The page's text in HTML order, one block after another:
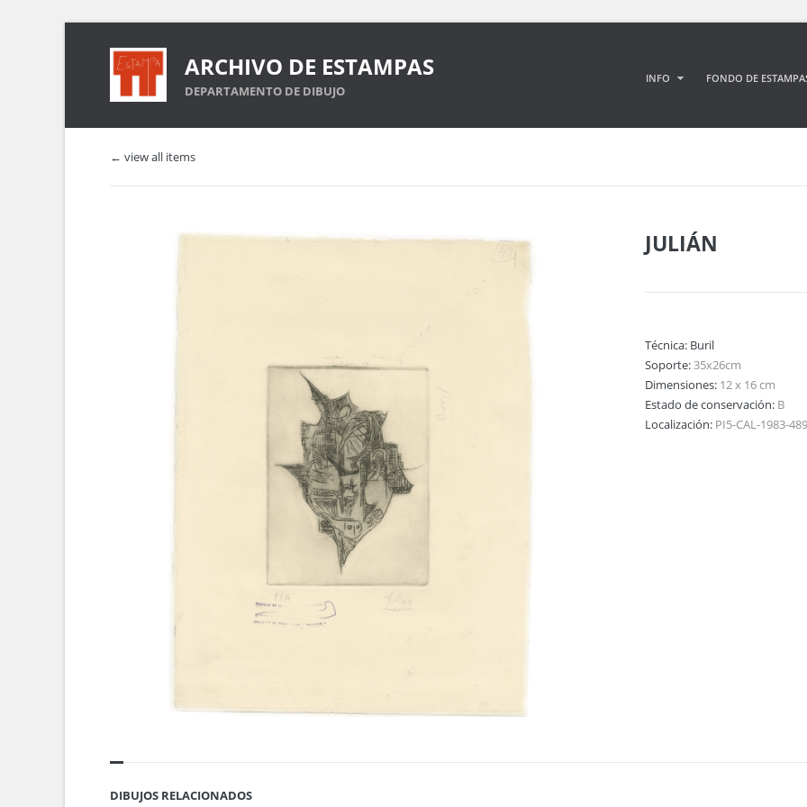
ARCHIVO DE ESTAMPAS
DEPARTAMENTO DE DIBUJO
INFO FONDO DE
← view all items
JULIÁN
Técnica: Buril
Soporte:35x26cm
Dimensiones: 12 x 16 cm
Estado de conservación: B
Localización: PI5-CAL-1983-489
DIBUJOS RELACIONADOS